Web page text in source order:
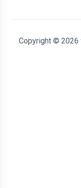
Copyright © 2026